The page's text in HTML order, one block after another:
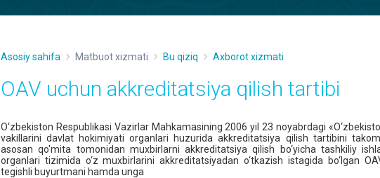
Asosiy sahifa Matbuot xizmati Bu qiziq Axborot xizmati
OAV uchun akkreditatsiya qilish tartibi
O‘zbekiston Respublikasi Vazirlar Mahkamasining 2006 yil 23 noyabrdagi
vakillarini davlat hokimiyati organlari huzurida akkreditatsiya qilish tartibini
asosan qo'mita tomonidan muxbirlarni akkreditatsiya qilish bo‘yicha tashkiliy
organlari tizimida o‘z muxbirlarini akkreditatsiyadan o‘tkazish istagida bo‘lgan
tegishli buyurtmani hamda unga